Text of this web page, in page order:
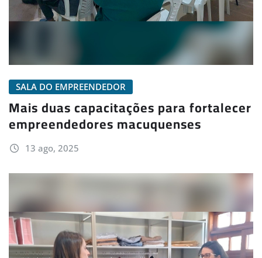
SALA DO EMPREENDEDOR
Mais duas capacitações para fortalecer
empreendedores macuquenses
13 ago, 2025